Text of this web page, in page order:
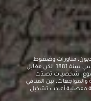
مناورات وضغوط
متزايدة، حتى فرض الاحتلال العسكري الفرنسي سنة 1881. لكن مقابل
شخصيات تصدّت
بين المنافي
مفصلية أعادت تشكيل